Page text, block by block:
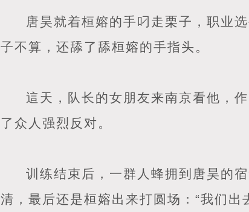
唐昊就着桓嫆的手叼走栗子，职业
子不算，还舔了舔桓嫆的手指头。
這天，队长的女朋友来南京看他，
了众人强烈反对。
训练结束后，一群人蜂拥到唐昊的
清，最后还是桓嫆出来打圆场：“我们出